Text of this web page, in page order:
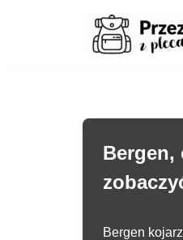
Bergen,
Bergen